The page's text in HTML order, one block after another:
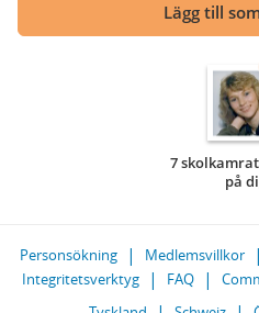
Lägg till
7
på
Personsökning Medlemsvillkor
Integritetsverktyg
FAQ